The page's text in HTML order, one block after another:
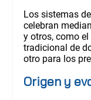
Los sistemas
celebran
y otros, como
tradicional de
otro para los
Origen y